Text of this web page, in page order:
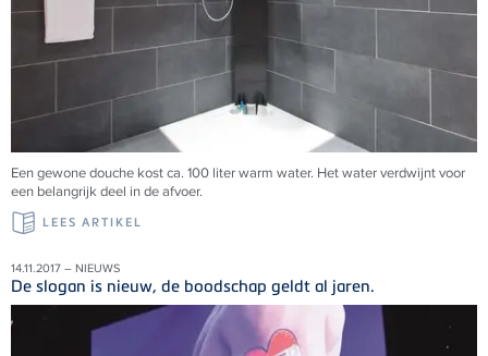
Een gewone douche kost ca. 100 liter warm water. Het water verdwijnt voor
een belangrijk deel in de afvoer.
LEES ARTIKEL
14.11.2017 – NIEUWS
De slogan is nieuw, de boodschap geldt al jaren.